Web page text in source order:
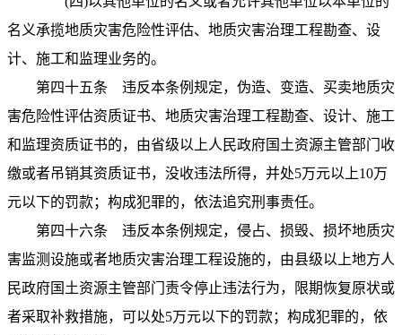
名义承揽地质灾害危险性评估、地质灾害治理工程勘查、设
计、施工和监理业务的。
第四十五条 违反本条例规定，伪造、变造、买卖地质灾
害危险性评估资质证书、地质灾害治理工程勘查、设计、施工
和监理资质证书的，由省级以上人民政府国土资源主管部门收
缴或者吊销其资质证书，没收违法所得，并处5万元以上10万
元以下的罚款；构成犯罪的，依法追究刑事责任。
第四十六条 违反本条例规定，侵占、损毁、损坏地质灾
害监测设施或者地质灾害治理工程设施的，由县级以上地方人
民政府国土资源主管部门责令停止违法行为，限期恢复原状或
者采取补救措施，可以处5万元以下的罚款；构成犯罪的，依